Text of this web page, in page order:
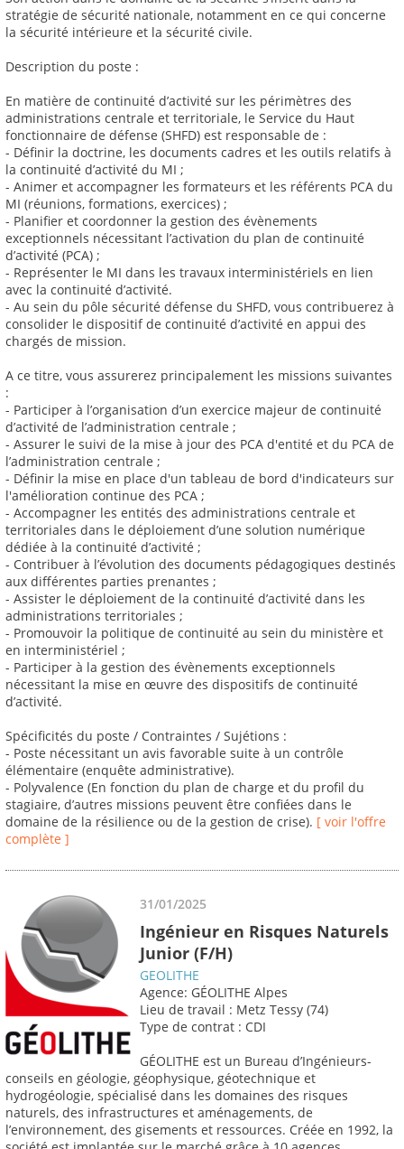
stratégie de sécurité nationale, notamment en ce qui concerne
la sécurité intérieure et la sécurité civile.
Description du poste :
En matière de continuité d’activité sur les périmètres des
administrations centrale et territoriale, le Service du Haut
fonctionnaire de défense (SHFD) est responsable de :
- Définir la doctrine, les documents cadres et les outils relatifs à
la continuité d’activité du MI ;
- Animer et accompagner les formateurs et les référents PCA du
MI (réunions, formations, exercices) ;
- Planifier et coordonner la gestion des évènements
exceptionnels nécessitant l’activation du plan de continuité
d’activité (PCA) ;
- Représenter le MI dans les travaux interministériels en lien
avec la continuité d’activité.
- Au sein du pôle sécurité défense du SHFD, vous contribuerez à
consolider le dispositif de continuité d’activité en appui des
chargés de mission.
A ce titre, vous assurerez principalement les missions suivantes
:
- Participer à l’organisation d’un exercice majeur de continuité
d’activité de l’administration centrale ;
- Assurer le suivi de la mise à jour des PCA d'entité et du PCA de
l’administration centrale ;
- Définir la mise en place d'un tableau de bord d'indicateurs sur
l'amélioration continue des PCA ;
- Accompagner les entités des administrations centrale et
territoriales dans le déploiement d’une solution numérique
dédiée à la continuité d’activité ;
- Contribuer à l’évolution des documents pédagogiques destinés
aux différentes parties prenantes ;
- Assister le déploiement de la continuité d’activité dans les
administrations territoriales ;
- Promouvoir la politique de continuité au sein du ministère et
en interministériel ;
- Participer à la gestion des évènements exceptionnels
nécessitant la mise en œuvre des dispositifs de continuité
d’activité.
Spécificités du poste / Contraintes / Sujétions :
- Poste nécessitant un avis favorable suite à un contrôle
élémentaire (enquête administrative).
- Polyvalence (En fonction du plan de charge et du profil du
stagiaire, d’autres missions peuvent être confiées dans le
domaine de la résilience ou de la gestion de crise). [ voir l'offre
complète ]
31/01/2025
Ingénieur en Risques Naturels
Junior (F/H)
GEOLITHE
Agence: GÉOLITHE Alpes
Lieu de travail : Metz Tessy (74)
Type de contrat : CDI
GÉOLITHE est un Bureau d’Ingénieurs-
conseils en géologie, géophysique, géotechnique et
hydrogéologie, spécialisé dans les domaines des risques
naturels, des infrastructures et aménagements, de
l’environnement, des gisements et ressources. Créée en 1992, la